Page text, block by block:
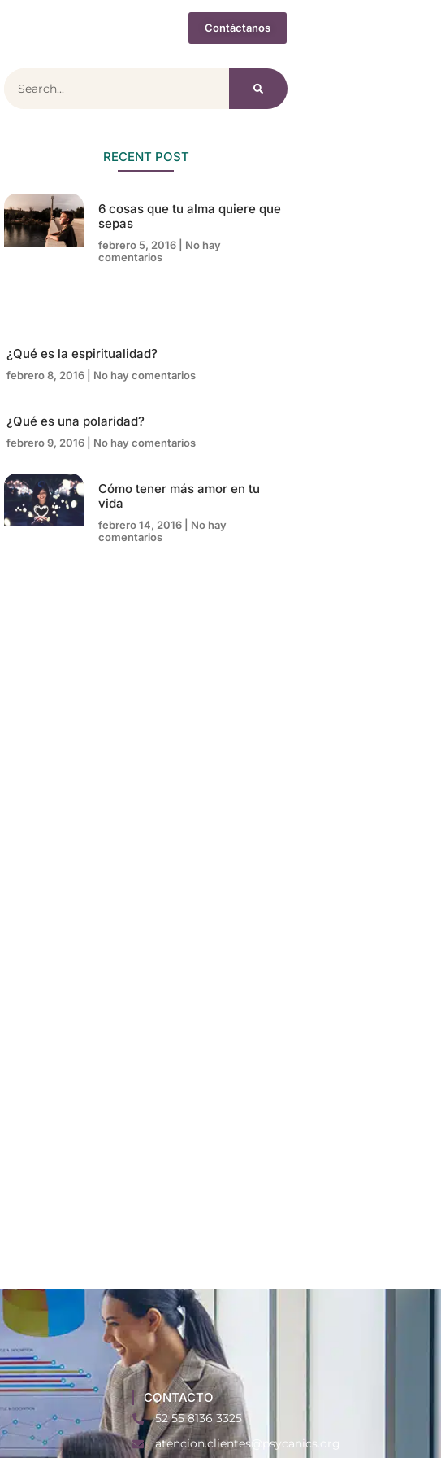
Contáctanos
RECENT POST
6 cosas que tu alma quiere que
sepas
febrero 5, 2016
No hay
comentarios
¿Qué es la espiritualidad?
febrero 8, 2016 No hay comentarios
¿Qué es una polaridad?
febrero 9, 2016 No hay comentarios
Cómo tener más amor en tu
vida
febrero 14, 2016
No hay
comentarios
CONTACTO
52 55 8136 3325
atencion.clientes@psycanics.org